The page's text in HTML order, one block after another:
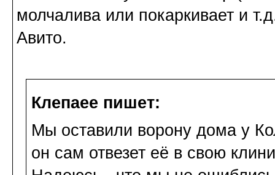
молчалива или покаркивает и
Авито.
Клепаee пишет:
Мы оставили ворону дома у
он сам отвезет её в свою